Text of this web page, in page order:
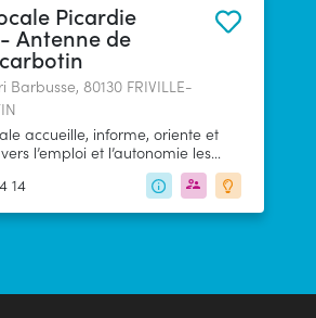
Picardie
Antenne de
Barbusse, 80130 FRIVILLE-
accueille, informe, oriente et
l’emploi et l’autonomie les
25 ans sortis du système scolaire
inscrits ou non à Pôle emploi.
14